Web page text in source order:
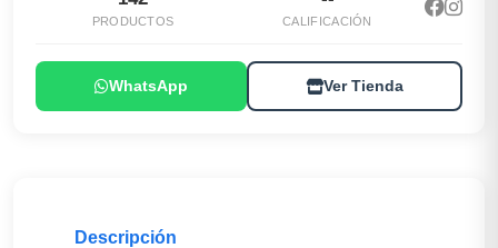
PRODUCTOS CALIFICACIÓN
WhatsApp Ver Tienda
Descripción